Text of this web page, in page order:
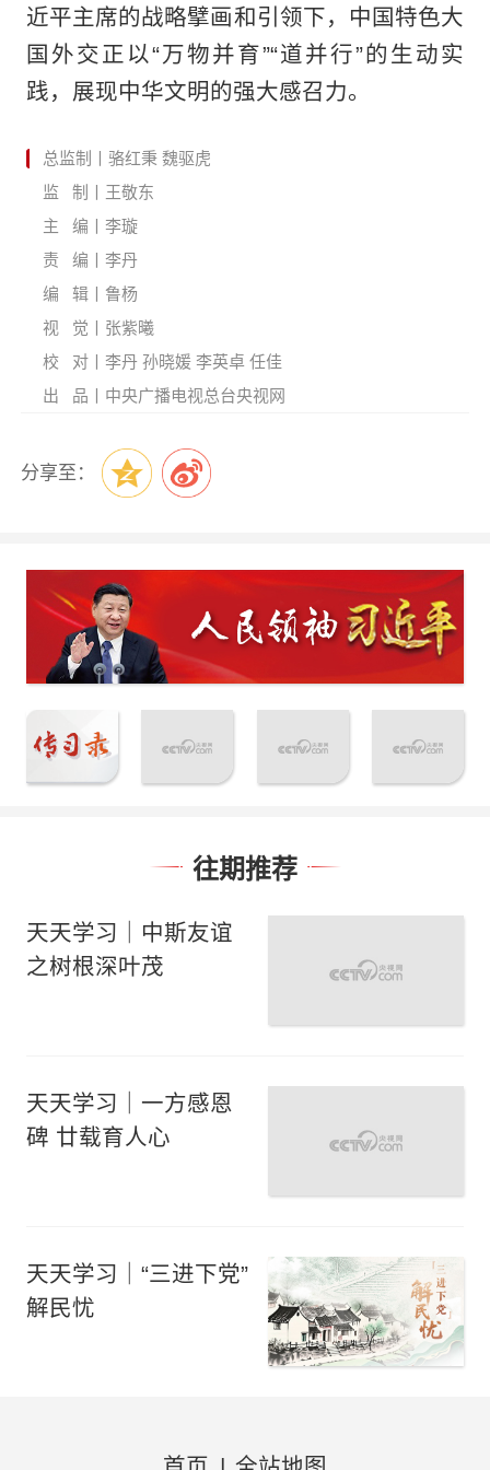
近平主席的战略擘画和引领下，中国特色大
国外交正以“万物并育”“道并行”的生动实
践，展现中华文明的强大感召力。
总监制丨骆红秉 魏驱虎
监 制丨王敬东
主 编丨李璇
责 编丨李丹
编 辑丨鲁杨
视 觉丨张紫曦
校 对丨李丹 孙晓媛 李英卓 任佳
出 品丨中央广播电视总台央视网
分享至：
往期推荐
天天学习｜中斯友谊
之树根深叶茂
天天学习｜一方感恩
碑 廿载育人心
天天学习｜“三进下党”
解民忧